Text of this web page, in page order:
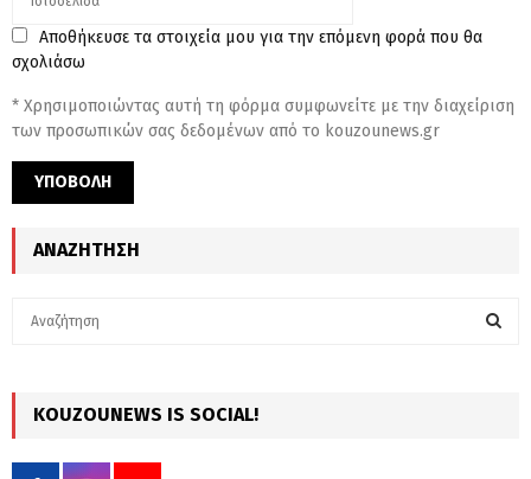
Αποθήκευσε τα στοιχεία μου για την επόμενη φορά που θα
σχολιάσω
* Χρησιμοποιώντας αυτή τη φόρμα συμφωνείτε με την διαχείριση
των προσωπικών σας δεδομένων από το kouzounews.gr
ΑΝΑΖΉΤΗΣΗ
h
f
KOUZOUNEWS IS SOCIAL!